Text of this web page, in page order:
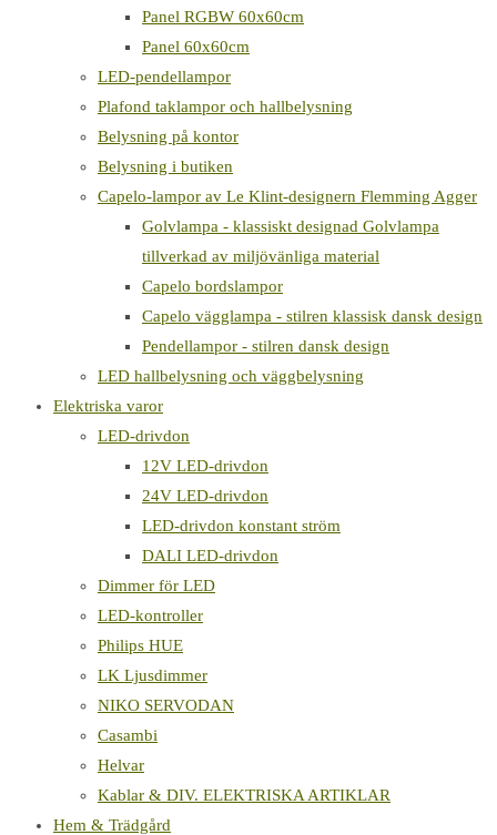
Panel RGBW 60x60cm
Panel 60x60cm
LED-pendellampor
Plafond taklampor och hallbelysning
Belysning på kontor
Belysning i butiken
Capelo-lampor av Le Klint-designern Flemming Agger
Golvlampa - klassiskt designad Golvlampa
tillverkad av miljövänliga material
Capelo bordslampor
Capelo vägglampa - stilren klassisk dansk design
Pendellampor - stilren dansk design
LED hallbelysning och väggbelysning
Elektriska varor
LED-drivdon
12V LED-drivdon
24V LED-drivdon
LED-drivdon konstant ström
DALI LED-drivdon
Dimmer för LED
LED-kontroller
Philips HUE
LK Ljusdimmer
NIKO SERVODAN
Casambi
Helvar
Kablar & DIV. ELEKTRISKA ARTIKLAR
Hem & Trädgård